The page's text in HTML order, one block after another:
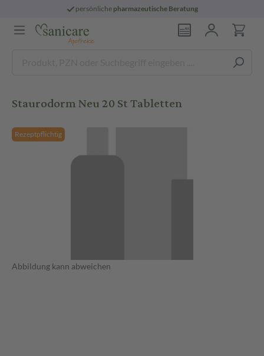
persönliche pharmazeutische Beratung
Staurodorm Neu 20 St Tabletten
Rezeptpflichtig
Abbildung kann abweichen